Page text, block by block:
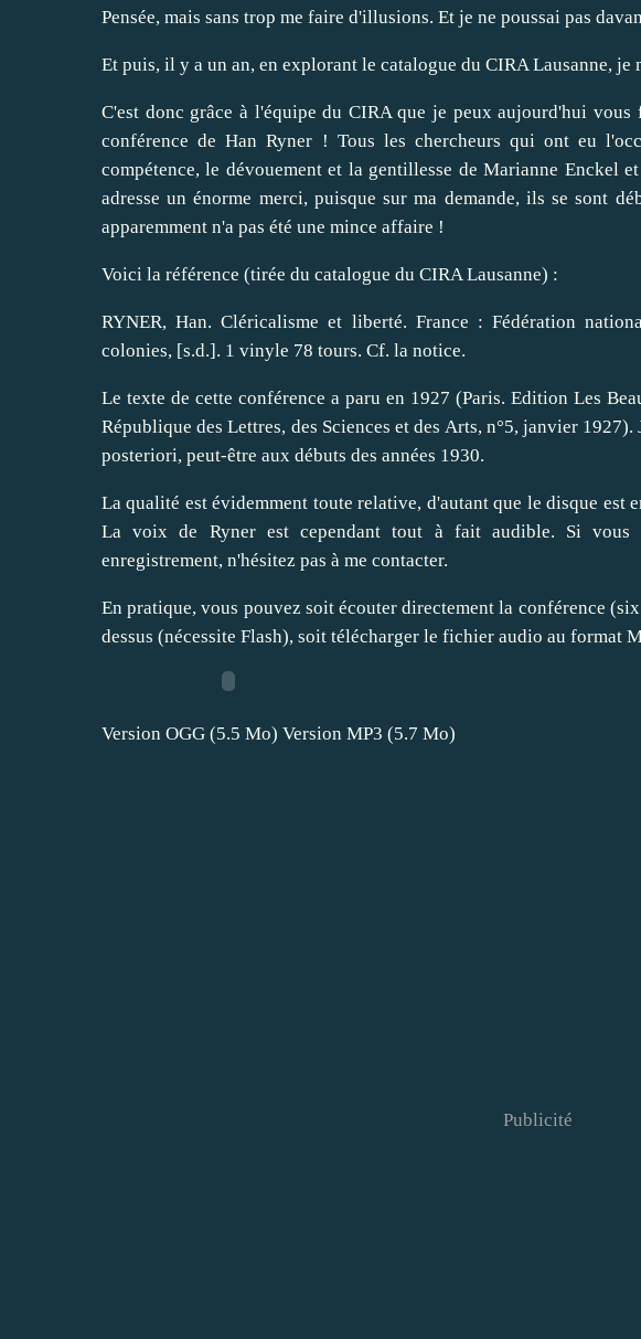
Pensée, mais sans trop me faire d'illusions. Et je ne poussai pas
Et puis, il y a un an, en explorant le catalogue du CIRA Lausanne, je
C'est donc grâce à l'équipe du CIRA que je peux aujourd'hui
conférence de Han Ryner ! Tous les chercheurs qui ont eu
compétence, le dévouement et la gentillesse de Marianne Enckel
adresse un énorme merci, puisque sur ma demande, ils se sont
apparemment n'a pas été une mince affaire !
Voici la référence (tirée du catalogue du CIRA Lausanne) :
RYNER, Han. Cléricalisme et liberté. France : Fédération
colonies, [s.d.]. 1 vinyle 78 tours. Cf. la notice.
Le texte de cette conférence a paru en 1927 (Paris. Edition Les
République des Lettres, des Sciences et des Arts, n°5, janvier
posteriori, peut-être aux débuts des années 1930.
La qualité est évidemment toute relative, d'autant que le disque est
La voix de Ryner est cependant tout à fait audible. Si vous
enregistrement, n'hésitez pas à me contacter.
En pratique, vous pouvez soit écouter directement la conférence
dessus (nécessite Flash), soit télécharger le fichier audio au format
Version OGG (5.5 Mo) Version MP3 (5.7 Mo)
Publicité